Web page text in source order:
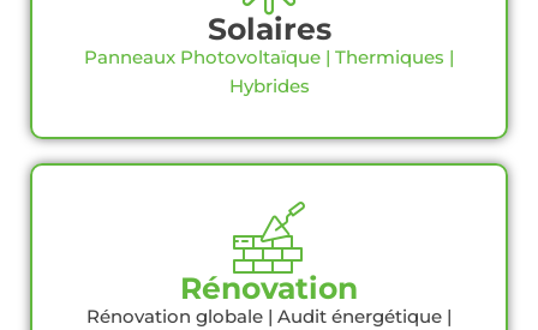
Solaires
Panneaux Photovoltaïque | Thermiques |
Hybrides
Rénovation
Rénovation globale | Audit énergétique |